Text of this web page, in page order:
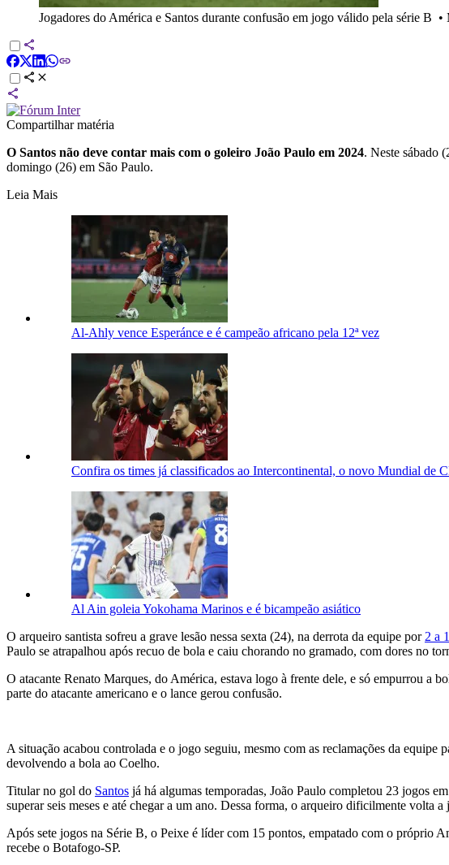
Jogadores do América e Santos durante confusão em jogo válido pela série B •
Compartilhar matéria
O Santos não deve contar mais com o goleiro João Paulo em 2024. Neste sábado
domingo (26) em São Paulo.
Leia Mais
Al-Ahly vence Esperánce e é campeão africano pela 12ª vez
Confira os times já classificados ao Intercontinental, o novo Mundial de
Al Ain goleia Yokohama Marinos e é bicampeão asiático
O arqueiro santista sofreu a grave lesão nessa sexta (24), na derrota da equipe por 2 a
Paulo se atrapalhou após recuo de bola e caiu chorando no gramado, com dores no
O atacante Renato Marques, do América, estava logo à frente dele, e só empurrou a
parte do atacante americano e o lance gerou confusão.
A situação acabou controlada e o jogo seguiu, mesmo com as reclamações da
devolvendo a bola ao Coelho.
Titular no gol do Santos já há algumas temporadas, João Paulo completou 23 jogos
superar seis meses e até chegar a um ano. Dessa forma, o arqueiro dificilmente volta a
Após sete jogos na Série B, o Peixe é líder com 15 pontos, empatado com o próprio
recebe o Botafogo-SP.